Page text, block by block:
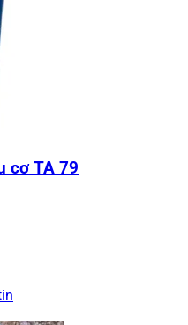
cơ TA 79